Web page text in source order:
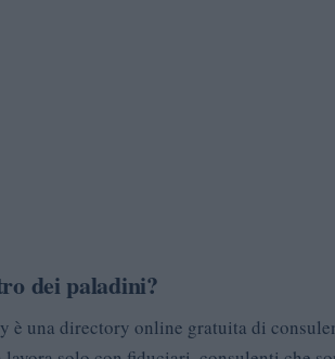
dei paladini?
è una directory online gratuita di